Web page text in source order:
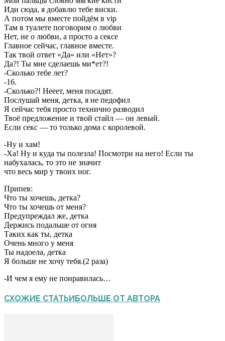
Иди сюда, я добавлю тебе виски.
А потом мы вместе пойдём в vip
Там в туалете поговорим о любви
Нет, не о любви, а просто а сексе
Главное сейчас, главное вместе.
Так твой ответ «Да» или «Нет»?
Да?! Ты мне сделаешь ми*ет?!
-Сколько тебе лет?
-16.
-Сколько?! Нееет, меня посадят.
Послушай меня, детка, я не педофил
Я сейчас тебя просто технично разводил
Твоё предложение и твой стайл — он левый.
Если секс — то только дома с королевой.
-Ну и хам!
-Ха! Ну и куда ты полезла! Посмотри на него! Если ты
набухалась, то это не значит
что весь мир у твоих ног.
Припев:
Что ты хочешь, детка?
Что ты хочешь от меня?
Предупреждал же, детка
Держись подальше от огня
Таких как ты, детка
Очень много у меня
Ты надоела, детка
Я больше не хочу тебя.(2 раза)
-И чем я ему не понравилась…
СХОЖИЕ СТАТЬИБОЛЬШЕ ОТ АВТОРА